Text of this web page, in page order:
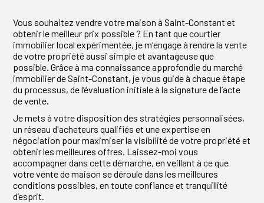
Vous souhaitez vendre votre maison à Saint-Constant et
obtenir le meilleur prix possible ? En tant que courtier
immobilier local expérimentée, je m'engage à rendre la vente
de votre propriété aussi simple et avantageuse que
possible. Grâce à ma connaissance approfondie du marché
immobilier de Saint-Constant, je vous guide à chaque étape
du processus, de l’évaluation initiale à la signature de l’acte
de vente.
Je mets à votre disposition des stratégies personnalisées,
un réseau d'acheteurs qualifiés et une expertise en
négociation pour maximiser la visibilité de votre propriété et
obtenir les meilleures offres. Laissez-moi vous
accompagner dans cette démarche, en veillant à ce que
votre vente de maison se déroule dans les meilleures
conditions possibles, en toute confiance et tranquillité
d’esprit.